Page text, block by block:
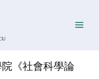
院《社會科學論